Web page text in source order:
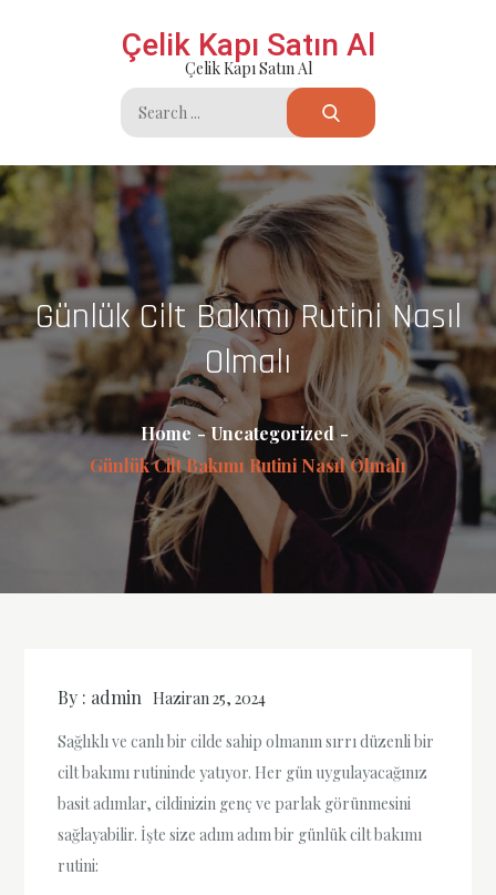
Çelik Kapı Satın Al
Çelik Kapı Satın Al
Search
for:
Günlük Cilt Bakımı Rutini Nasıl
Olmalı
Home
Uncategorized
Günlük Cilt Bakımı Rutini Nasıl Olmalı
By : admin Haziran 25, 2024
Sağlıklı ve canlı bir cilde sahip olmanın sırrı düzenli bir
cilt bakımı rutininde yatıyor. Her gün uygulayacağınız
basit adımlar, cildinizin genç ve parlak görünmesini
sağlayabilir. İşte size adım adım bir günlük cilt bakımı
rutini: